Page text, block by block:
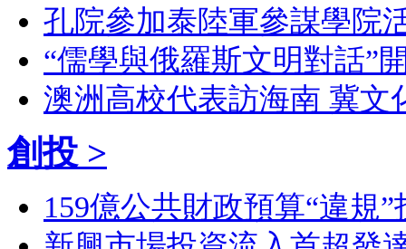
孔院參加泰陸軍參謀學院
“儒學與俄羅斯文明對話”
澳洲高校代表訪海南 冀文
創投 >
159億公共財政預算“違規”